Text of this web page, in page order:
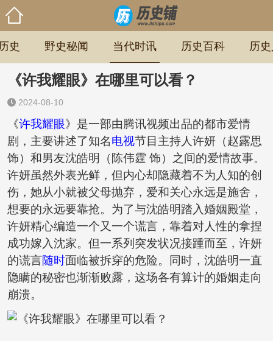
史 野史秘闻 当代时讯 历史百科 历
《许我耀眼》在哪里可以看？
2024-08-10
《许我耀眼》是一部由腾讯视频出品的都市爱情
剧，主要讲述了知名电视节目主持人许妍（赵露思
饰）和男友沈皓明（陈伟霆 饰）之间的爱情故事。
许妍虽然外表光鲜，但内心却隐藏着不为人知的创
伤，她从小就被父母抛弃，爱和关心永远是施舍，
想要的永远要靠抢。为了与沈皓明踏入婚姻殿堂，
许妍精心编造一个又一个谎言，靠着对人性的拿捏
成功嫁入沈家。但一系列突发状况接踵而至，许妍
的谎言随时面临被拆穿的危险。同时，沈皓明一直
隐瞒的秘密也渐渐败露，这场各有算计的婚姻走向
崩溃。